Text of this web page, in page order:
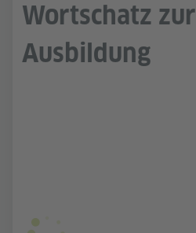
Wortschatz zur
Ausbildung